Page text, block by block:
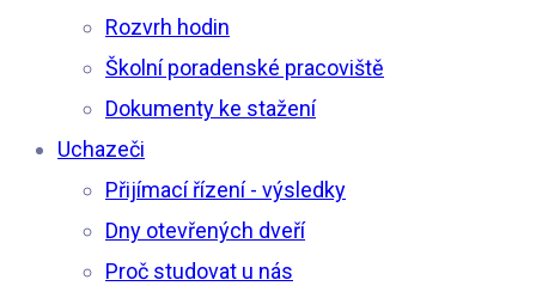
Rozvrh hodin
Školní poradenské pracoviště
Dokumenty ke stažení
Uchazeči
Přijímací řízení - výsledky
Dny otevřených dveří
Proč studovat u nás